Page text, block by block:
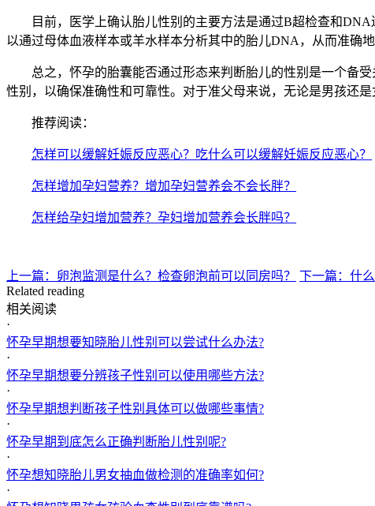
目前，医学上确认胎儿性别的主要方法是通过B超检查和DNA
以通过母体血液样本或羊水样本分析其中的胎儿DNA，从而准确
总之，怀孕的胎囊能否通过形态来判断胎儿的性别是一个备受
性别，以确保准确性和可靠性。对于准父母来说，无论是男孩还
推荐阅读：
怎样可以缓解妊娠反应恶心？吃什么可以缓解妊娠反应恶心？
怎样增加孕妇营养？增加孕妇营养会不会长胖？
怎样给孕妇增加营养？孕妇增加营养会长胖吗？
上一篇：卵泡监测是什么？检查卵泡前可以同房吗？
下一篇：什
Related reading
相关阅读
·
怀孕早期想要知晓胎儿性别可以尝试什么办法?
·
怀孕早期想要分辨孩子性别可以使用哪些方法?
·
怀孕早期想判断孩子性别具体可以做哪些事情?
·
怀孕早期到底怎么正确判断胎儿性别呢?
·
怀孕想知晓胎儿男女抽血做检测的准确率如何?
·